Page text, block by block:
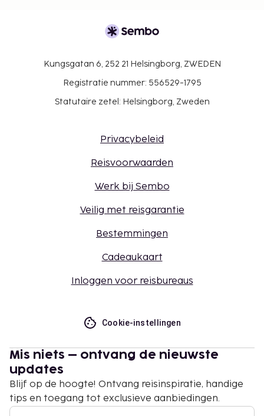
Kungsgatan 6, 252 21 Helsingborg, ZWEDEN
Registratie nummer: 556529-1795
Statutaire zetel: Helsingborg, Zweden
Privacybeleid
Reisvoorwaarden
Werk bij Sembo
Veilig met reisgarantie
Bestemmingen
Cadeaukaart
Inloggen voor reisbureaus
Cookie-instellingen
Mis niets – ontvang de nieuwste
updates
Blijf op de hoogte! Ontvang reisinspiratie, handige
tips en toegang tot exclusieve aanbiedingen.